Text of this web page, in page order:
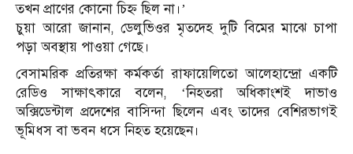
তখন প্রাণের কোনো চিহ্ন ছিল না।’
চুয়া আরো জানান, ডেলুভিওর মৃতদেহ দুটি বিমের মাঝে চাপা
পড়া অবস্থায় পাওয়া গেছে।
বেসামরিক প্রতিরক্ষা কর্মকর্তা রাফায়েলিতো আলেহান্দ্রো একটি
রেডিও সাক্ষাৎকারে বলেন, ‘নিহতরা অধিকাংশই দাভাও
অক্সিডেন্টাল প্রদেশের বাসিন্দা ছিলেন এবং তাদের বেশিরভাগই
ভূমিধস বা ভবন ধসে নিহত হয়েছেন।